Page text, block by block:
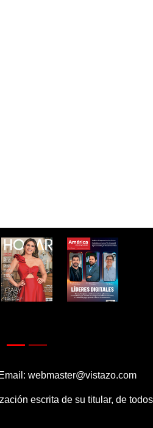
webmaster@vistazo.com
escrita de su titular, de